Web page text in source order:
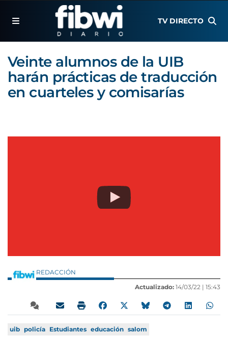
TV DIRECTO
Veinte alumnos de la UIB
harán prácticas de traducción
en cuarteles y comisarías
REDACCIÓN
Actualizado: 14/03/22 | 15:43
uib policía Estudiantes educación salom